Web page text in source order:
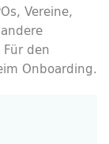
Vereine,
den
Onboarding.